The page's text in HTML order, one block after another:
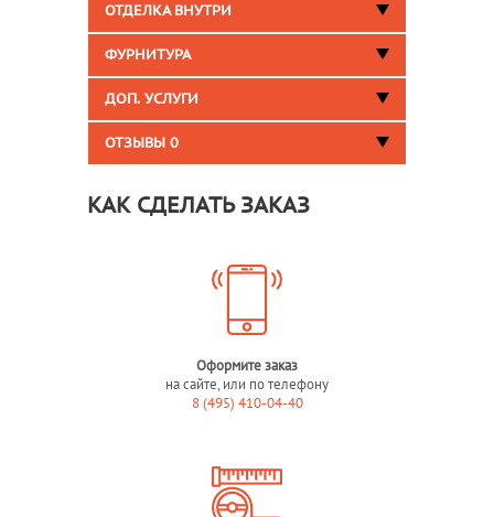
ОТДЕЛКА ВНУТРИ
ФУРНИТУРА
ДОП. УСЛУГИ
ОТЗЫВЫ 0
КАК СДЕЛАТЬ ЗАКАЗ
Оформите заказ
на сайте, или по телефону
8 (495) 410-04-40